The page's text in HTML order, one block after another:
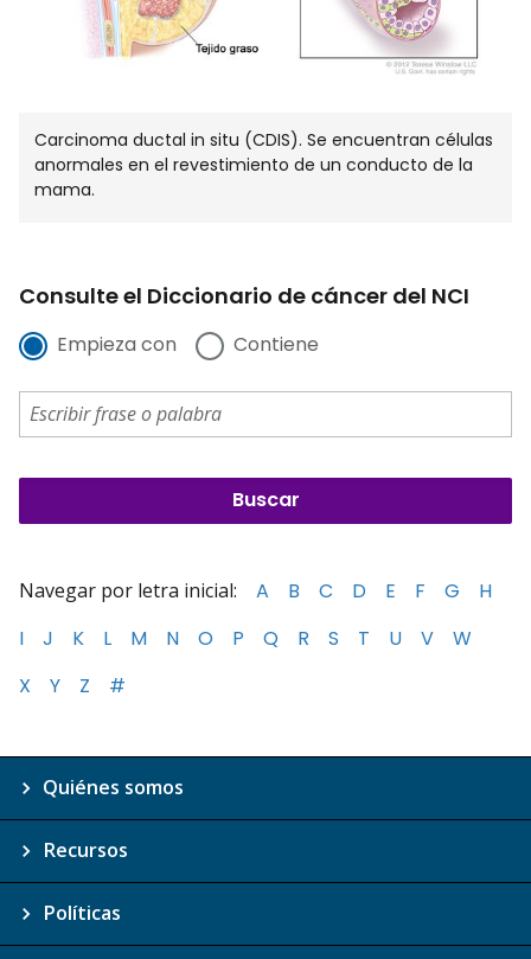
Carcinoma ductal in situ (CDIS). Se encuentran células
anormales en el revestimiento de un conducto de la
mama.
Consulte el Diccionario de cáncer del NCI
Empieza con Contiene
Navegar por letra inicial: A B C D E F G
H
I
J K L M N O P Q R S T U V
W
X
Y Z #
Quiénes somos
Recursos
Políticas